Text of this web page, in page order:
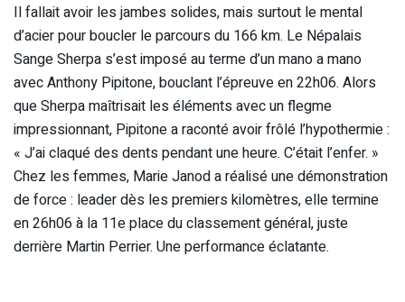
Il fallait avoir les jambes solides, mais surtout le mental
d’acier pour boucler le parcours du 166 km. Le Népalais
Sange Sherpa s’est imposé au terme d’un mano a mano
avec Anthony Pipitone, bouclant l’épreuve en 22h06. Alors
que Sherpa maîtrisait les éléments avec un flegme
impressionnant, Pipitone a raconté avoir frôlé l’hypothermie :
« J’ai claqué des dents pendant une heure. C’était l’enfer. »
Chez les femmes, Marie Janod a réalisé une démonstration
de force : leader dès les premiers kilomètres, elle termine
en 26h06 à la 11e place du classement général, juste
derrière Martin Perrier. Une performance éclatante.